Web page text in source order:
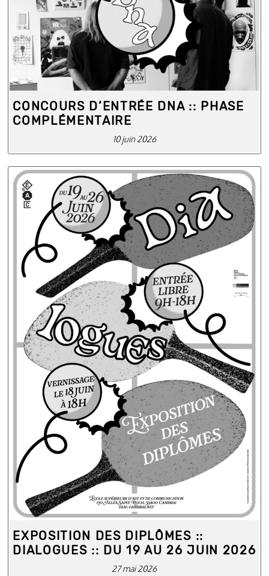
CONCOURS D’ENTRÉE DNA :: PHASE
COMPLÉMENTAIRE
10 juin 2026
EXPOSITION DES DIPLÔMES ::
DIALOGUES :: DU 19 AU 26 JUIN 2026
27 mai 2026